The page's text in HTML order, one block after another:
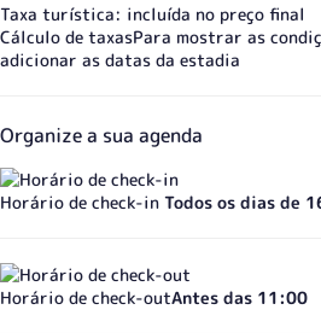
Taxa turística: incluída no preço final
Cálculo de taxasPara mostrar as
adicionar as datas da estadia
Organize a sua agenda
Horário de check-in Todos os dias de
Horário de check-outAntes das 11:00